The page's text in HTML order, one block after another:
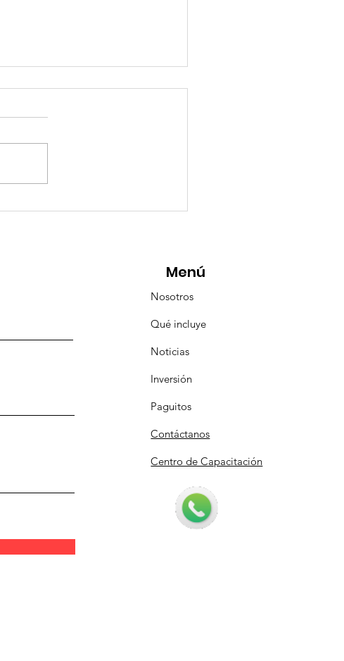
ViveMásViajandoByFraveo
Menú
Nosotros
Qué incluye
Noticias
Inversión
Paguitos
Contáctanos
Centro de Capacitación